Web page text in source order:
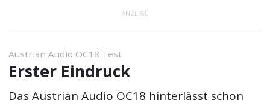
ANZEIGE
Austrian Audio OC18 Test
Erster Eindruck
Das Austrian Audio OC18 hinterlässt schon